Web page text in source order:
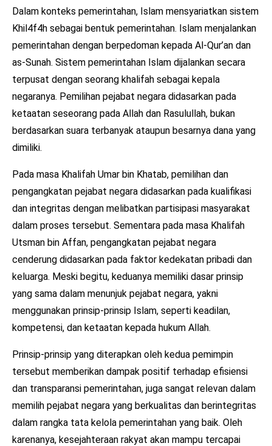
Dalam konteks pemerintahan, Islam mensyariatkan sistem
Khil4f4h sebagai bentuk pemerintahan. Islam menjalankan
pemerintahan dengan berpedoman kepada Al-Qur’an dan
as-Sunah. Sistem pemerintahan Islam dijalankan secara
terpusat dengan seorang khalifah sebagai kepala
negaranya. Pemilihan pejabat negara didasarkan pada
ketaatan seseorang pada Allah dan Rasulullah, bukan
berdasarkan suara terbanyak ataupun besarnya dana yang
dimiliki.
Pada masa Khalifah Umar bin Khatab, pemilihan dan
pengangkatan pejabat negara didasarkan pada kualifikasi
dan integritas dengan melibatkan partisipasi masyarakat
dalam proses tersebut. Sementara pada masa Khalifah
Utsman bin Affan, pengangkatan pejabat negara
cenderung didasarkan pada faktor kedekatan pribadi dan
keluarga. Meski begitu, keduanya memiliki dasar prinsip
yang sama dalam menunjuk pejabat negara, yakni
menggunakan prinsip-prinsip Islam, seperti keadilan,
kompetensi, dan ketaatan kepada hukum Allah.
Prinsip-prinsip yang diterapkan oleh kedua pemimpin
tersebut memberikan dampak positif terhadap efisiensi
dan transparansi pemerintahan, juga sangat relevan dalam
memilih pejabat negara yang berkualitas dan berintegritas
dalam rangka tata kelola pemerintahan yang baik. Oleh
karenanya, kesejahteraan rakyat akan mampu tercapai